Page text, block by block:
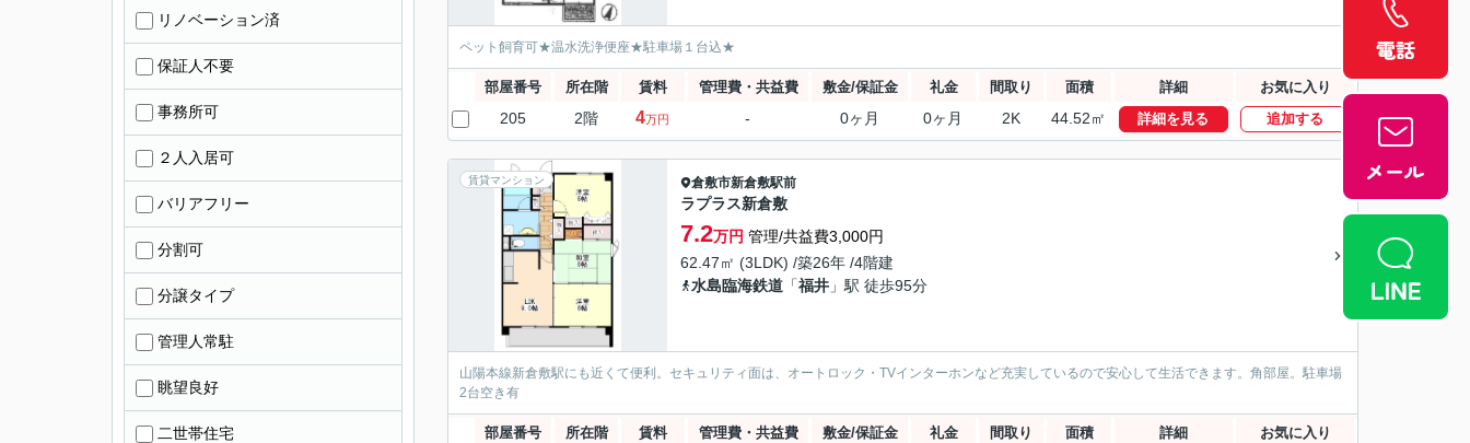
ペット飼育可★温水洗浄便座★駐車場１台込★
部屋番号 所在階 賃料 管理費・共益費 敷金/保証金 礼金 間取り 面積 詳細 お気に入り
205 2階 4万円 - 0ヶ月 0ヶ月 2K 44.52㎡ 詳細を見る 追加する
賃貸マンション 倉敷市新倉敷駅前
ラプラス新倉敷
7.2万円 管理/共益費3,000円
62.47㎡ (3LDK) /築26年 /4階建
水島臨海鉄道 「福井 」駅 徒歩95分
山陽本線新倉敷駅にも近くて便利。セキュリティ面は、オートロック・TVインターホンなど充実しているので安心して生活できます。角部屋。駐車場
2台空き有
部屋番号 所在階 賃料 管理費・共益費 敷金/保証金 礼金 間取り 面積 詳細 お気に入り
リノベーション済
保証人不要
事務所可
２人入居可
バリアフリー
分割可
分譲タイプ
管理人常駐
眺望良好
二世帯住宅